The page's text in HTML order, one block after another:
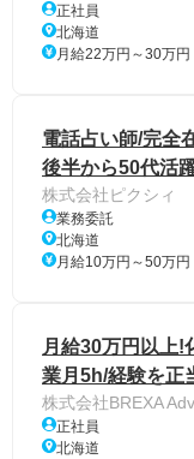
正社員
北海道
月給22万円～30万円
電話占い師/完全
後半から50代活
株式会社ピクシィ
業務委託
北海道
月給10万円～50万円
月給30万円以上!
業月5h/経験を正
株式会社BREXA
正社員
北海道